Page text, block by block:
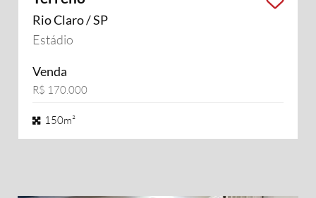
Rio Claro / SP
Estádio
Venda
R$ 170.000
150m²